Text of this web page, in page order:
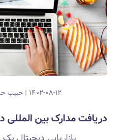
۱۴۰۲-۰۸-۱۲ حبیب
دریافت مدارک بین المللی